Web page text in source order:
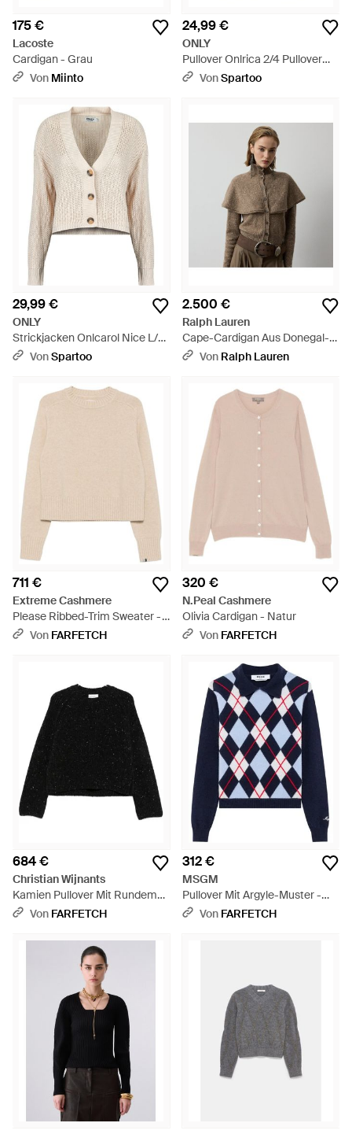
175 €
Lacoste
Cardigan - Grau
Von Miinto
24,99 €
ONLY
Pullover Onlrica 2/4 Pullover
Knt - Weiß
VonSpartoo
29,99 €
ONLY
Strickjacken Onlcarol Nice L/S
Cardigan - Natur
VonSpartoo
2.500 €
Ralph Lauren
Cape-Cardigan Aus Donegal-
Kaschmir - Braun
Von Ralph Lauren
711 €
Extreme Cashmere
Please Ribbed-Trim Sweater -
Natur
Von FARFETCH
320 €
N.Peal Cashmere
Olivia Cardigan - Natur
Von FARFETCH
684 €
Christian Wijnants
Kamien Pullover Mit Rundem
Ausschnitt - Schwarz
Von FARFETCH
312 €
MSGM
Pullover Mit Argyle-Muster -
BlauVon FARFETCH